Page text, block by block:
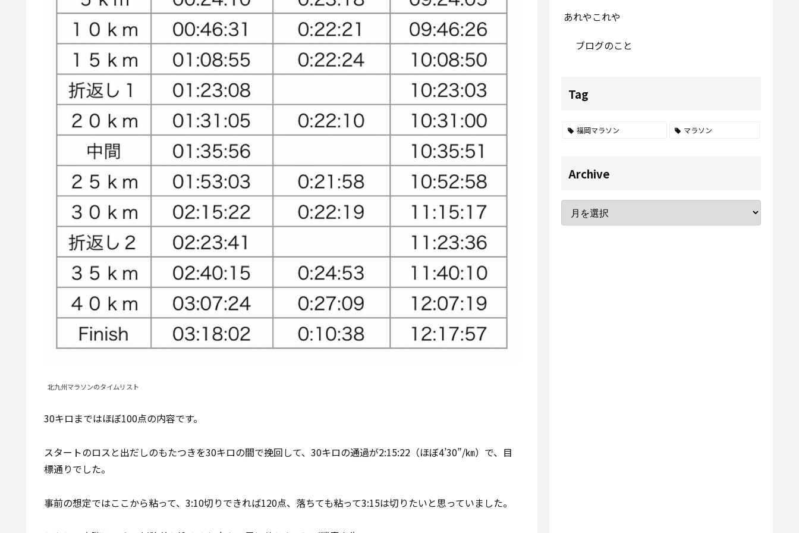
北九州マラソンのタイムリスト
30キロまではほぼ100点の内容です。
スタートのロスと出だしのもたつきを30キロの間で挽回して、30キロの通過が2:15:22（ほぼ4’30”/㎞）で、目
標通りでした。
事前の想定ではここから粘って、3:10切りできれば120点、落ちても粘って3:15は切りたいと思っていました。
あれやこれや
ブログのこと
Tag
福岡マラソン マラソン
Archive